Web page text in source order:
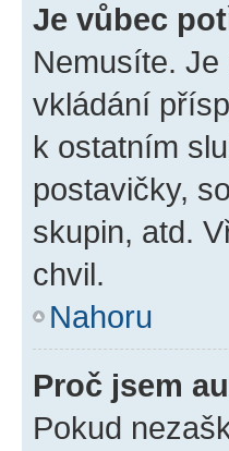
Je vůbec
Nemusíte.
vkládání
k ostatním
postavičky,
skupin, atd.
chvil.
Nahoru
Proč jsem
Pokud